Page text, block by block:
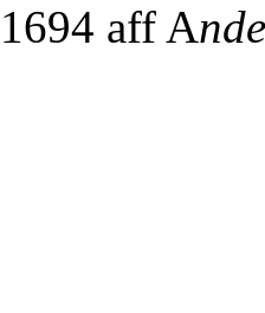
aff A